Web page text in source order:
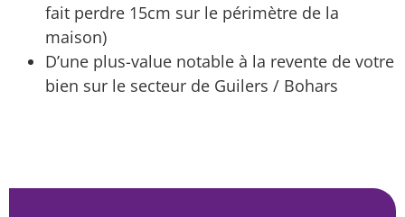
fait perdre 15cm sur le périmètre de la
maison)
D’une plus-value notable à la revente de votre
bien sur le secteur de Guilers / Bohars